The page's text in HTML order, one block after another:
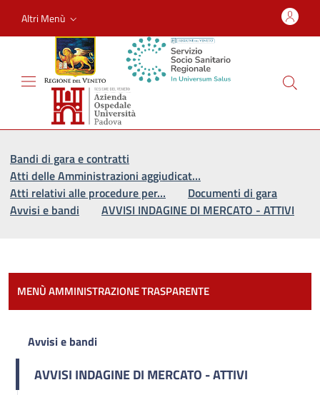
Altri Menù
Bandi di gara e contratti
Atti delle Amministrazioni aggiudicat…
Atti relativi alle procedure per…
Documenti di gara
Avvisi e bandi
AVVISI INDAGINE DI MERCATO - ATTIVI
MENÙ AMMINISTRAZIONE TRASPARENTE
Avvisi e bandi
AVVISI INDAGINE DI MERCATO - ATTIVI